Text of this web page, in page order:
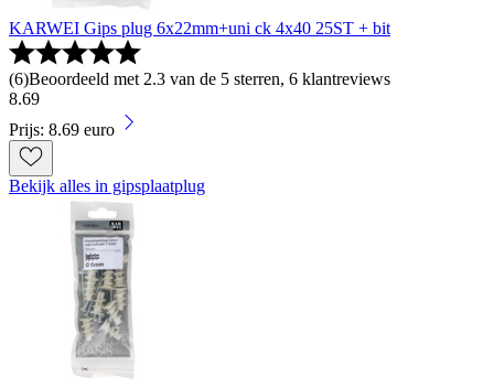
KARWEI Gips plug 6x22mm+uni ck 4x40 25ST + bit
(6)Beoordeeld met 2.3 van de 5 sterren, 6 klantreviews
8.69
Prijs: 8.69 euro
Bekijk alles in gipsplaatplug